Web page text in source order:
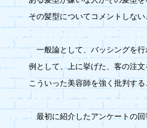
その髪型についてコメントしな
一般論として、バッシングを行
例として、上に挙げた、客の注
こういった美容師を強く批判す
最初に紹介したアンケートの回